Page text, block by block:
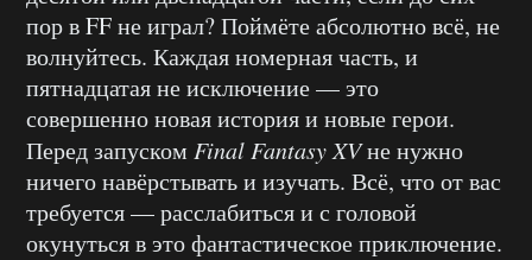
пор в FF не играл? Поймёте абсолютно всё, не
волнуйтесь. Каждая номерная часть, и
пятнадцатая не исключение — это
совершенно новая история и новые герои.
Перед запуском Final Fantasy XVне нужно
ничего навёрстывать и изучать. Всё, что от вас
требуется — расслабиться и с головой
окунуться в это фантастическое приключение.